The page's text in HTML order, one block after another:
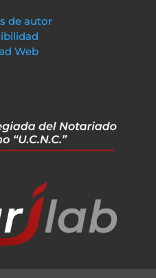
de autor
Web